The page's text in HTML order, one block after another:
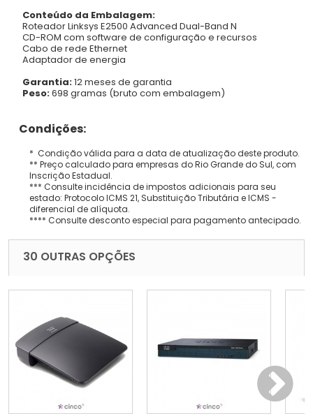
Conteúdo da Embalagem:
Roteador Linksys E2500 Advanced Dual-Band N
CD-ROM com software de configuração e recursos
Cabo de rede Ethernet
Adaptador de energia
Garantia:12 meses de garantia
Peso:698 gramas (bruto com embalagem)
Condições:
* Condição válida para a data de atualização deste produto.
** Preço calculado para empresas do Rio Grande do Sul, com
Inscrição Estadual.
*** Consulte incidência de impostos adicionais para seu
estado: Protocolo ICMS 21, Substituição Tributária e ICMS -
diferencial de alíquota.
**** Consulte desconto especial para pagamento antecipado.
30 OUTRAS OPÇÕES